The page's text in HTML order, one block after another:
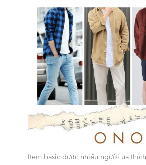
Item basic được nhiều người ưa thích